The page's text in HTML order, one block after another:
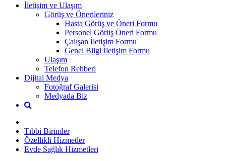
İletişim ve Ulaşım
Görüş ve Önerileriniz
Hasta Görüş ve Öneri Formu
Personel Görüş Öneri Formu
Çalışan İletişim Formu
Genel Bilgi İletişim Formu
Ulaşım
Telefon Rehberi
Dijital Medya
Fotoğraf Galerisi
Medyada Biz
Tıbbi Birimler
Özellikli Hizmetler
Evde Sağlık Hizmetleri